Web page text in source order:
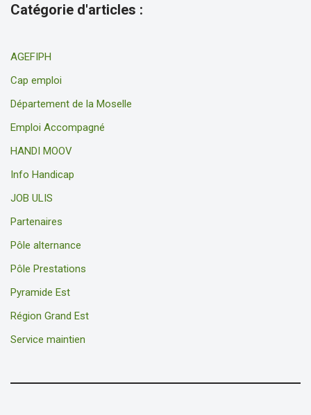
Catégorie d'articles :
AGEFIPH
Cap emploi
Département de la Moselle
Emploi Accompagné
HANDI MOOV
Info Handicap
JOB ULIS
Partenaires
Pôle alternance
Pôle Prestations
Pyramide Est
Région Grand Est
Service maintien